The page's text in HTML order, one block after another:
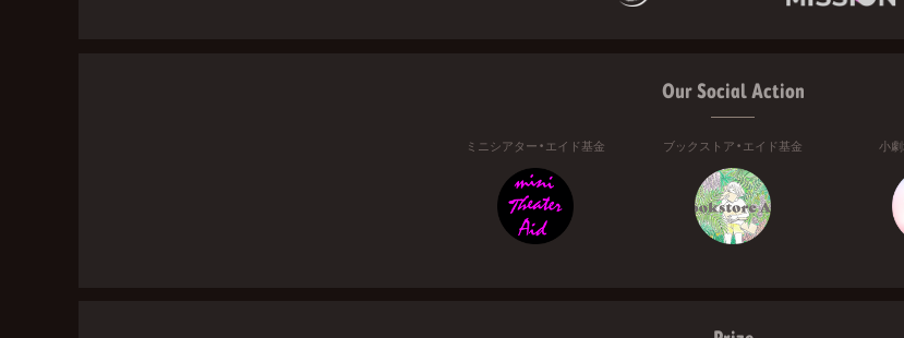
Our Social Action
ミニシアター・エイド基金 ブックストア・エイド基金 小